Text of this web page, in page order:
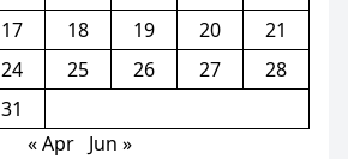
17 18 19 20
21
24 25 26 27
28
31
« Apr
Jun »